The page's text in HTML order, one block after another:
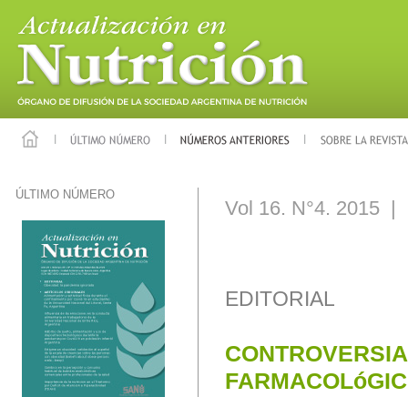
ÚLTIMO NÚMERO
Vol 16. N°4. 2015 |
EDITORIAL